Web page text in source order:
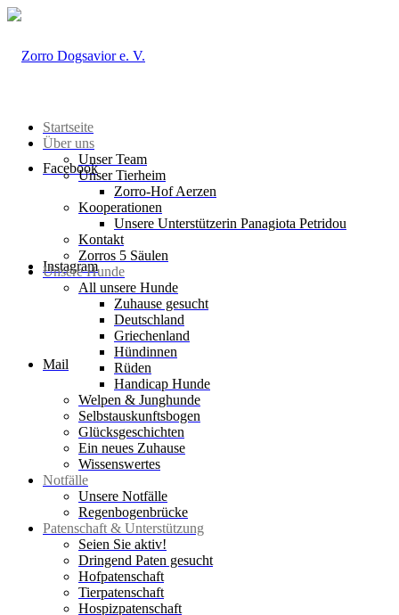
Facebook
Instagram
Mail
Startseite
Über uns
Unser Team
Unser Tierheim
Zorro-Hof Aerzen
Kooperationen
Unsere Unterstützerin Panagiota Petridou
Kontakt
Zorros 5 Säulen
Unsere Hunde
All unsere Hunde
Zuhause gesucht
Deutschland
Griechenland
Hündinnen
Rüden
Handicap Hunde
Welpen & Junghunde
Selbstauskunftsbogen
Glücksgeschichten
Ein neues Zuhause
Wissenswertes
Notfälle
Unsere Notfälle
Regenbogenbrücke
Patenschaft & Unterstützung
Seien Sie aktiv!
Dringend Paten gesucht
Hofpatenschaft
Tierpatenschaft
Hospizpatenschaft